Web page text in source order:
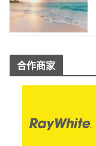
合作商家